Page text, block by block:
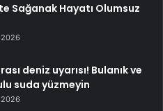
Sağanak Hayatı Olumsuz
deniz uyarısı! Bulanık ve
suda yüzmeyin